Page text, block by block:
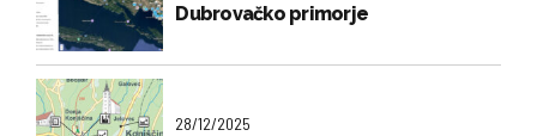
Dubrovačko primorje
28/12/2025